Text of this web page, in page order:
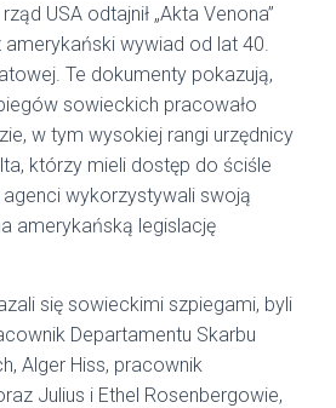
USA odtajnił „Akta Venona”
wywiad od lat 40.
Te dokumenty pokazują,
sowieckich pracowało
w tym wysokiej rangi urzędnicy
którzy mieli dostęp do ściśle
wykorzystywali swoją
amerykańską legislację
się sowieckimi szpiegami, byli
Departamentu Skarbu
Alger Hiss, pracownik
Julius i Ethel Rosenbergowie,